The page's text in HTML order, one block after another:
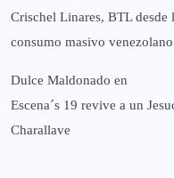
Crischel Linares, BTL
consumo masivo venezolano
Dulce Maldonado en
Escena´s 19 revive a un
Charallave